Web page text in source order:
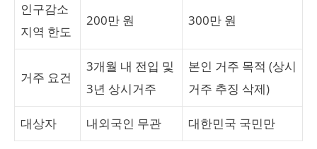
인구감소
지역 한도
200만 원 300만 원
거주 요건
3개월 내 전입 및
3년 상시거주
본인 거주 목적 (상시
거주 추징 삭제)
대상자 내외국인 무관 대한민국 국민만